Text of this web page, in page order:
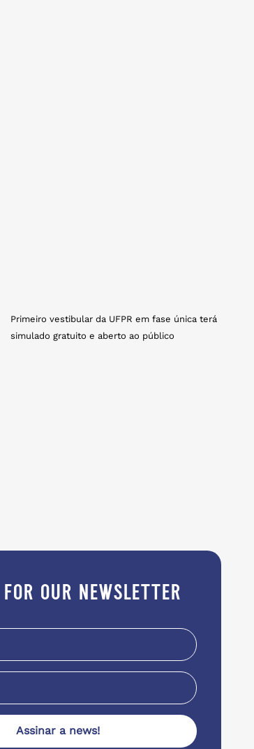
Primeiro vestibular da UFPR em fase única terá
simulado gratuito e aberto ao público
for our newsletter
Assinar a news!